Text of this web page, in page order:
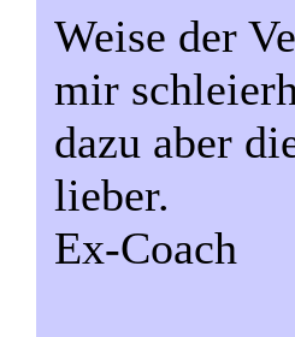
Weise der
mir
dazu aber
lieber.
Ex-Coach